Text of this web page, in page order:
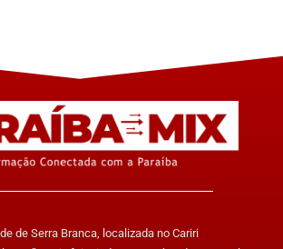
de Serra Branca, localizada no Cariri